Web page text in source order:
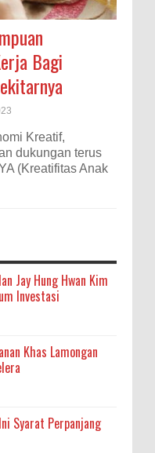
Bagi
Kreatif,
dukungan terus
(Kreatifitas Anak
Jay Hung Hwan Kim
Investasi
Khas Lamongan
Syarat Perpanjang